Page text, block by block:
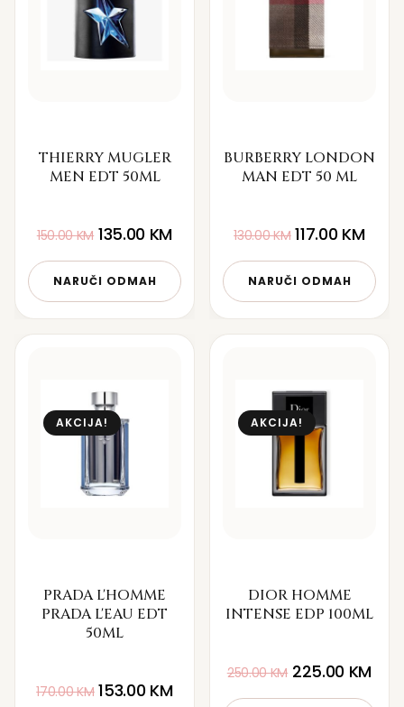
THIERRY MUGLER
MEN EDT 50ML
150.00KM 135.00 KM
NARUČI ODMAH
BURBERRY LONDON
MAN EDT 50 ML
130.00KM 117.00 KM
NARUČI ODMAH
AKCIJA!
PRADA L'HOMME
PRADA L'EAU EDT
50ML
170.00KM 153.00 KM
AKCIJA!
DIOR HOMME
INTENSE EDP 100ML
250.00KM 225.00 KM